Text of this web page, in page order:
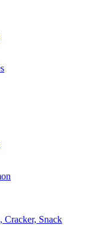
Cracker, Snack